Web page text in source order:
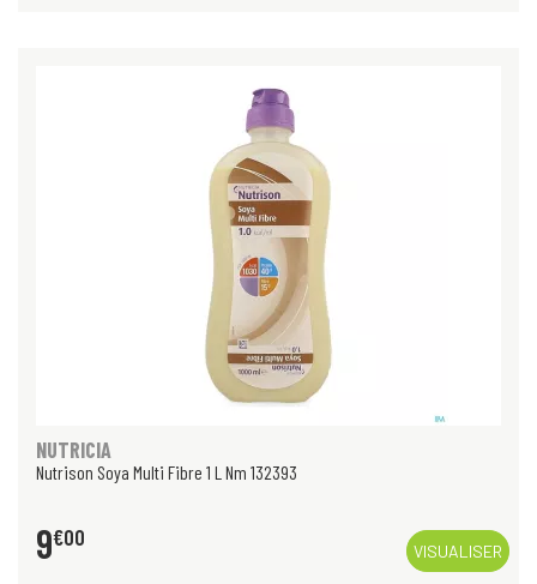
NUTRICIA
Nutrison Soya Multi Fibre 1 L Nm 132393
9€00
VISUALISER